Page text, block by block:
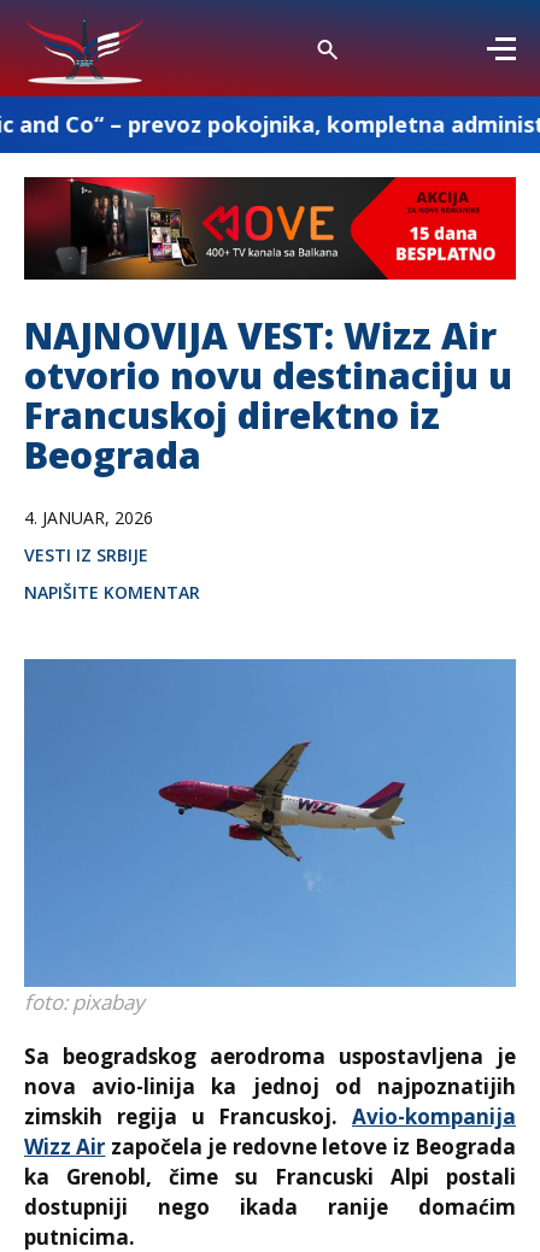
pokojnika, kompletna administracija i
NAJNOVIJA VEST: Wizz Air
otvorio novu destinaciju u
Francuskoj direktno iz
Beograda
4. JANUAR, 2026
VESTI IZ SRBIJE
NAPIŠITE KOMENTAR
foto: pixabay
Sa beogradskog aerodroma uspostavljena je
nova avio-linija ka jednoj od najpoznatijih
zimskih regija u Francuskoj. Avio-kompanija
Wizz Air započela je redovne letove iz Beograda
ka Grenobl, čime su Francuski Alpi postali
dostupniji nego ikada ranije domaćim
putnicima.